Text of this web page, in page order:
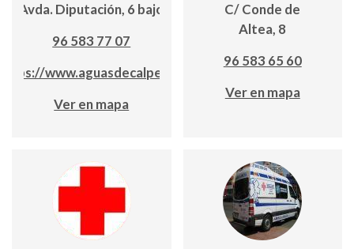
Avda. Diputación, 6 bajo
96 583 77 07
www.aguasdecalpe.es/
Ver en mapa
C/ Conde de
Altea, 8
96 583 65 60
Ver en mapa